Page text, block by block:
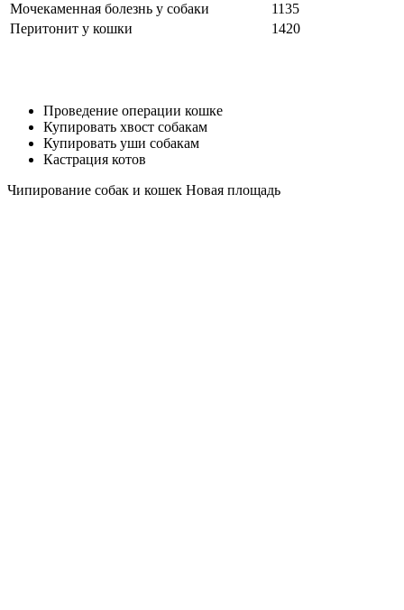
Мочекаменная болезнь у собаки
1135
Перитонит у кошки
1420
Проведение операции кошке
Купировать хвост собакам
Купировать уши собакам
Кастрация котов
Чипирование собак и кошек Новая площадь